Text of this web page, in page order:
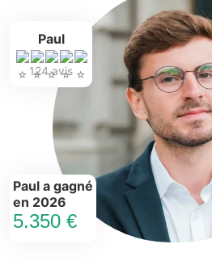
Paul
124 avis
Paul a gagné
en 2026
5.350 €